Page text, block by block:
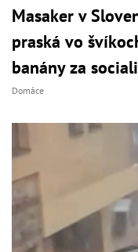
Masaker v
praská vo
banány za
Domáce